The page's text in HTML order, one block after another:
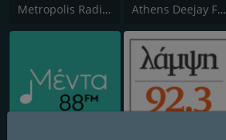
Metropolis Radio 95.5 FM Athens Deejay FM